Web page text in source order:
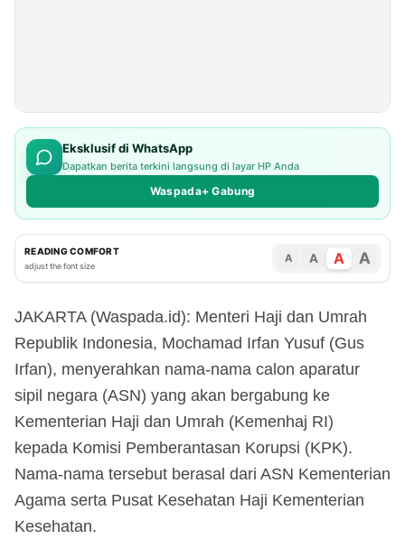
Eksklusif di WhatsApp
Dapatkan berita terkini langsung di layar HP Anda
Waspada+ Gabung
READING COMFORT
adjust the font size
A A A A
JAKARTA (Waspada.id): Menteri Haji dan Umrah
Republik Indonesia, Mochamad Irfan Yusuf (Gus
Irfan), menyerahkan nama-nama calon aparatur
sipil negara (ASN) yang akan bergabung ke
Kementerian Haji dan Umrah (Kemenhaj RI)
kepada Komisi Pemberantasan Korupsi (KPK).
Nama-nama tersebut berasal dari ASN Kementerian
Agama serta Pusat Kesehatan Haji Kementerian
Kesehatan.